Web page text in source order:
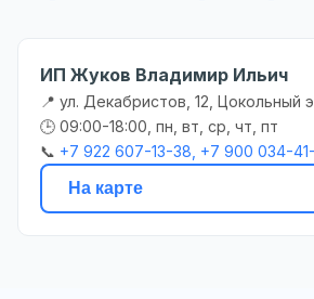
ИП Жуков Владимир Ильич
📍 ул. Декабристов, 12, Цокольный
🕒 09:00-18:00, пн, вт, ср, чт, пт
📞 +7 922 607-13-38, +7 900 034-
На карте